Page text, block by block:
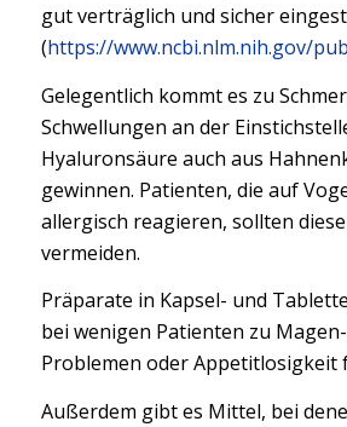
gut verträglich und sicher
(https://www.ncbi.nlm.nih.gov/
Gelegentlich kommt es zu
Schwellungen an der
Hyaluronsäure auch aus
gewinnen. Patienten, die auf
allergisch reagieren, sollten
vermeiden.
Präparate in Kapsel- und
bei wenigen Patienten zu
Problemen oder Appetitlosigkeit
Außerdem gibt es Mittel, bei